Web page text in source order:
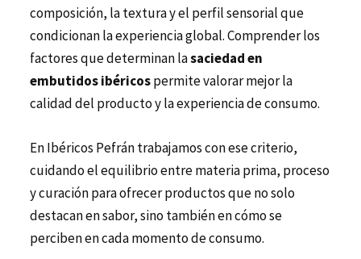
composición, la textura y el perfil sensorial que
condicionan la experiencia global. Comprender los
factores que determinan lasaciedad en
embutidos ibéricospermite valorar mejor la
calidad del producto y la experiencia de consumo.
EnIbéricos Pefrántrabajamos con ese criterio,
cuidando el equilibrio entre materia prima, proceso
y curación para ofrecer productos que no solo
destacan en sabor, sino también en cómo se
perciben en cada momento de consumo.